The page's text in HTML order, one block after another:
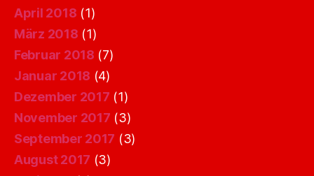
April 2018 (1)
März 2018 (1)
Februar 2018 (7)
Januar 2018 (4)
Dezember 2017 (1)
November 2017 (3)
September 2017 (3)
August 2017 (3)